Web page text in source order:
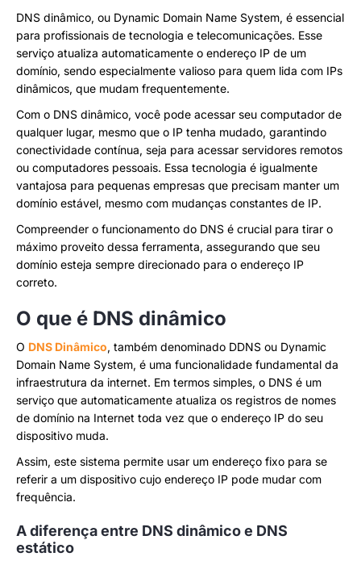
DNS dinâmico, ou Dynamic Domain Name System, é essencial
para profissionais de tecnologia e telecomunicações. Esse
serviço atualiza automaticamente o endereço IP de um
domínio, sendo especialmente valioso para quem lida com IPs
dinâmicos, que mudam frequentemente.
Com o DNS dinâmico, você pode acessar seu computador de
qualquer lugar, mesmo que o IP tenha mudado, garantindo
conectividade contínua, seja para acessar servidores remotos
ou computadores pessoais. Essa tecnologia é igualmente
vantajosa para pequenas empresas que precisam manter um
domínio estável, mesmo com mudanças constantes de IP.
Compreender o funcionamento do DNS é crucial para tirar o
máximo proveito dessa ferramenta, assegurando que seu
domínio esteja sempre direcionado para o endereço IP
correto.
O que é DNS dinâmico
O DNS Dinâmico, também denominado DDNS ou Dynamic
Domain Name System, é uma funcionalidade fundamental da
infraestrutura da internet. Em termos simples, o DNS é um
serviço que automaticamente atualiza os registros de nomes
de domínio na Internet toda vez que o endereço IP do seu
dispositivo muda.
Assim, este sistema permite usar um endereço fixo para se
referir a um dispositivo cujo endereço IP pode mudar com
frequência.
A diferença entre DNS dinâmico e DNS
estático